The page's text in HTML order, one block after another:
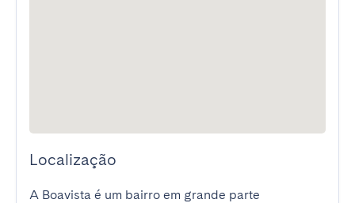
Localização
A Boavista é um bairro em grande parte